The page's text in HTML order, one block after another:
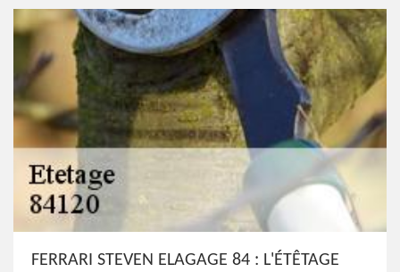
FERRARI STEVEN ELAGAGE 84 : L'ÉTÊTAGE